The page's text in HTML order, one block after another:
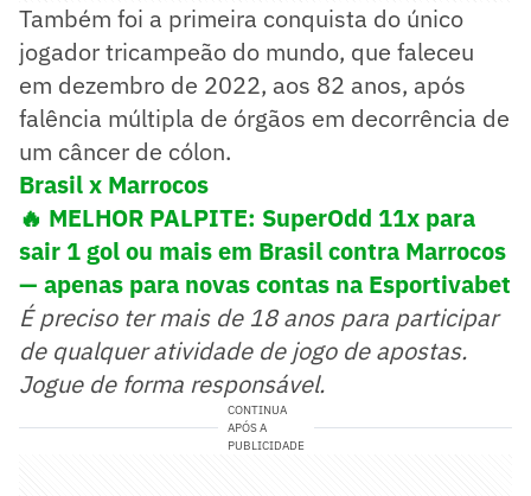
Também foi a primeira conquista do único
jogador tricampeão do mundo, que faleceu
em dezembro de 2022, aos 82 anos, após
falência múltipla de órgãos em decorrência de
um câncer de cólon.
Brasil x Marrocos
🔥 MELHOR PALPITE: SuperOdd 11x para
sair 1 gol ou mais em Brasil contra Marrocos
— apenas para novas contas na Esportivabet
É preciso ter mais de 18 anos para participar
de qualquer atividade de jogo de apostas.
Jogue de forma responsável.
CONTINUA
APÓS A
PUBLICIDADE